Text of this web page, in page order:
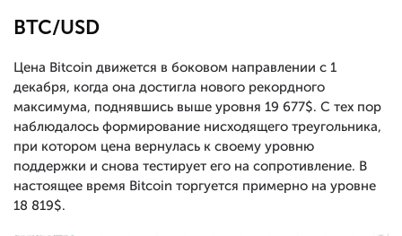
BTC/USD
Цена Bitcoin движется в боковом направлении с 1
декабря, когда она достигла нового рекордного
максимума, поднявшись выше уровня 19 677$. С тех пор
наблюдалось формирование нисходящего треугольника,
при котором цена вернулась к своему уровню
поддержки и снова тестирует его на сопротивление. В
настоящее время Bitcoin торгуется примерно на уровне
18 819$.